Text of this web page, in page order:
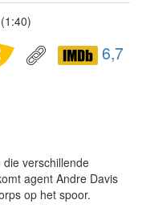
(1:40)
6,7
verschillende
agent Andre Davis
op het spoor.